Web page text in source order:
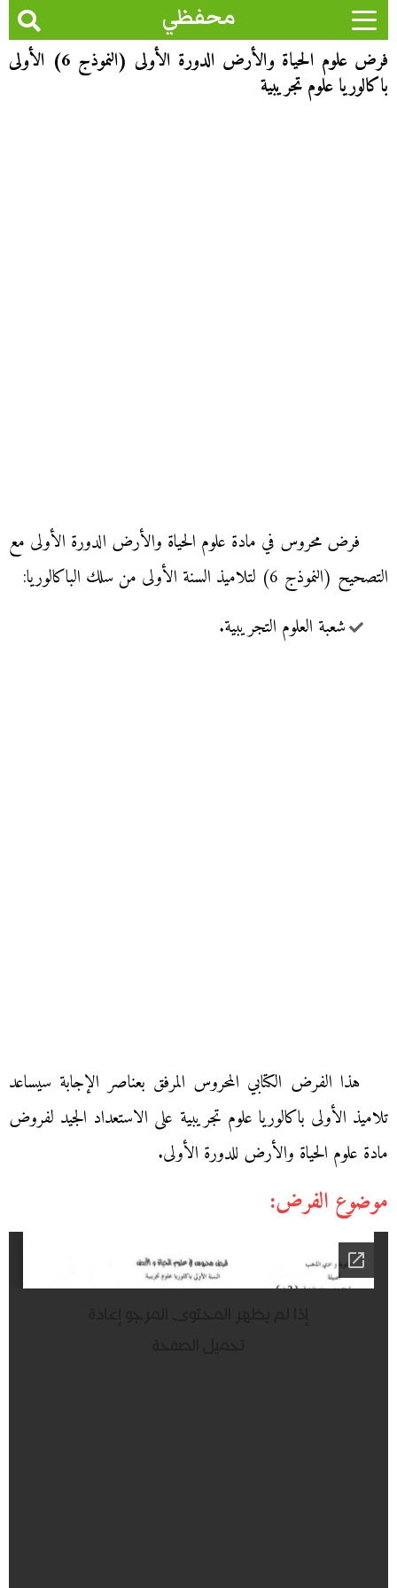
محفظي
فرض علوم الحياة والأرض الدورة الأولى (النموذج 6) الأولى
باكالوريا علوم تجريبية
فرض محروس في مادة علوم الحياة والأرض الدورة الأولى مع
التصحيح (النموذج 6) لتلاميذ السنة الأولى من سلك الباكالوريا:
شعبة العلوم التجريبية.
هذا الفرض الكتابي المحروس المرفق بعناصر الإجابة سيساعد
تلاميذ الأولى باكالوريا علوم تجريبية على الاستعداد الجيد لفروض
مادة علوم الحياة والأرض للدورة الأولى.
موضوع الفرض: